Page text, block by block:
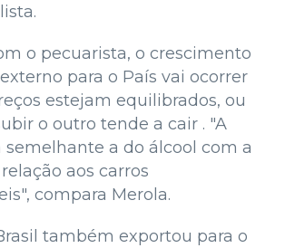
o pecuarista, o crescimento
para o País vai ocorrer
estejam equilibrados, ou
o outro tende a cair . "A
semelhante a do álcool com a
aos carros
compara Merola.
também exportou para o